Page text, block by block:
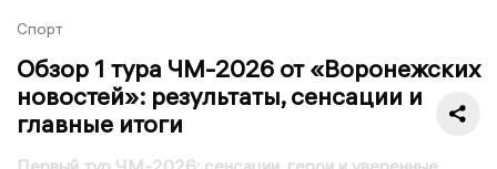
Спорт
Обзор 1 тура ЧМ-2026 от «Воронежских
новостей»: результаты, сенсации и
главные итоги